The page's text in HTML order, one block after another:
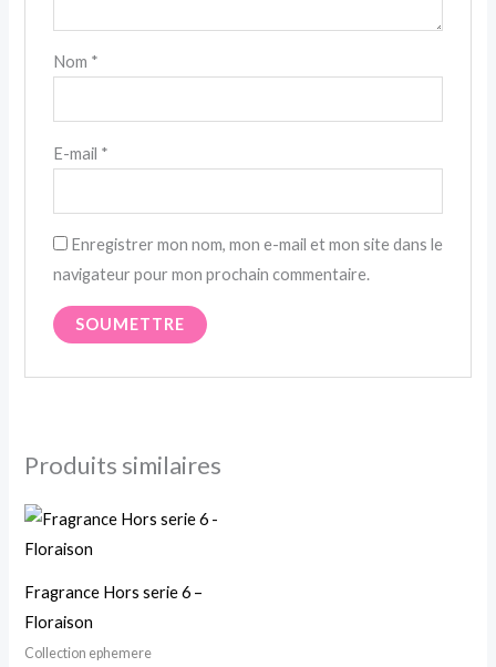
Nom *
E-mail *
Enregistrer mon nom, mon e-mail et mon site dans le
navigateur pour mon prochain commentaire.
Produits similaires
Fragrance Hors serie 6 –
Floraison
Collection ephemere